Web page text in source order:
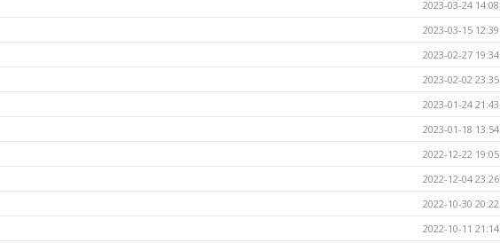
2023-03-24 14:08
2023-03-15 12:39
2023-02-27 19:34
2023-02-02 23:35
2023-01-24 21:43
2023-01-18 13:54
2022-12-22 19:05
2022-12-04 23:26
2022-10-30 20:22
2022-10-11 21:14